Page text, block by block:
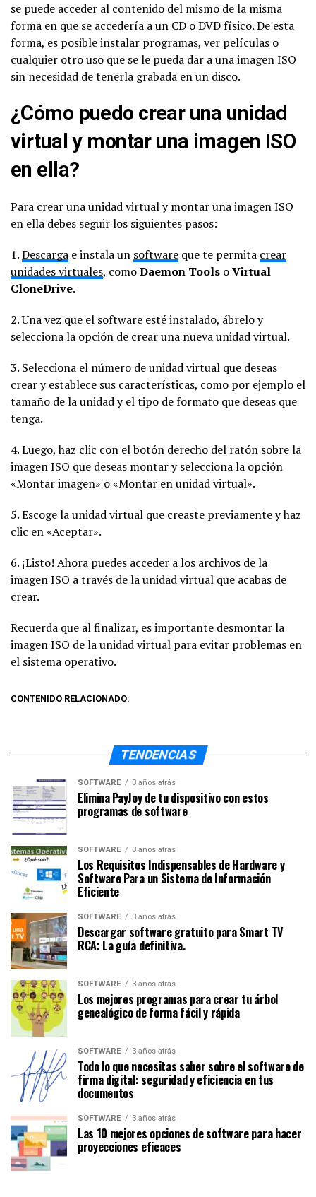
se puede acceder al contenido del mismo de la misma
forma en que se accedería a un CD o DVD físico. De esta
forma, es posible instalar programas, ver películas o
cualquier otro uso que se le pueda dar a una imagen ISO
sin necesidad de tenerla grabada en un disco.
¿Cómo puedo crear una unidad
virtual y montar una imagen ISO
en ella?
Para crear una unidad virtual y montar una imagen ISO
en ella debes seguir los siguientes pasos:
1.Descarga e instala un software que te permita crear
unidades virtuales, comoDaemon Tools oVirtual
CloneDrive.
2. Una vez que el software esté instalado, ábrelo y
selecciona la opción de crear una nueva unidad virtual.
3. Selecciona el número de unidad virtual que deseas
crear y establece sus características, como por ejemplo el
tamaño de la unidad y el tipo de formato que deseas que
tenga.
4. Luego, haz clic con el botón derecho del ratón sobre la
imagen ISO que deseas montar y selecciona la opción
«Montar imagen» o «Montar en unidad virtual».
5. Escoge la unidad virtual que creaste previamente y haz
clic en «Aceptar».
6. ¡Listo! Ahora puedes acceder a los archivos de la
imagen ISO a través de la unidad virtual que acabas de
crear.
Recuerda que al finalizar, es importante desmontar la
imagen ISO de la unidad virtual para evitar problemas en
el sistema operativo.
CONTENIDO RELACIONADO:
TENDENCIAS
SOFTWARE 3 años atrás
Elimina PayJoy de tu dispositivo con estos
programas de software
SOFTWARE 3 años atrás
Los Requisitos Indispensables de Hardware y
Software Para un Sistema de Información
Eficiente
SOFTWARE 3 años atrás
Descargar software gratuito para Smart TV
RCA: La guía definitiva.
SOFTWARE 3 años atrás
Los mejores programas para crear tu árbol
genealógico de forma fácil y rápida
SOFTWARE 3 años atrás
Todo lo que necesitas saber sobre el software de
firma digital: seguridad y eficiencia en tus
documentos
SOFTWARE 3 años atrás
Las 10 mejores opciones de software para hacer
proyecciones eficaces